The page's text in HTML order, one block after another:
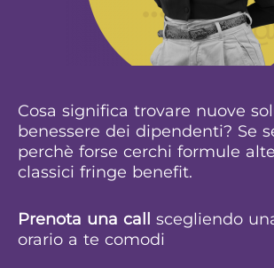
Cosa significa trovare nuove
benessere dei dipendenti? Se
perchè forse cerchi formule
classici fringe benefit.
Prenota una call
scegliendo
orario a te comodi